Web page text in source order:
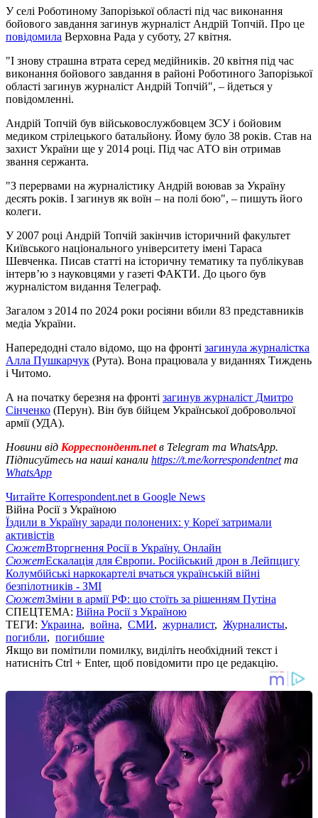
У селі Роботиному Запорізької області під час виконання
бойового завдання загинув журналіст Андрій Топчій. Про це
повідомила Верховна Рада у суботу, 27 квітня.
"І знову страшна втрата серед медійників. 20 квітня під час
виконання бойового завдання в районі Роботиного Запорізької
області загинув журналіст Андрій Топчій", – йдеться у
повідомленні.
Андрій Топчій був військовослужбовцем ЗСУ і бойовим
медиком стрілецького батальйону. Йому було 38 років. Став на
захист України ще у 2014 році. Під час АТО він отримав
звання сержанта.
"З перервами на журналістику Андрій воював за Україну
десять років. І загинув як воїн – на полі бою", – пишуть його
колеги.
У 2007 році Андрій Топчій закінчив історичний факультет
Київського національного університету імені Тараса
Шевченка. Писав статті на історичну тематику та публікував
інтерв’ю з науковцями у газеті ФАКТИ. До цього був
журналістом видання Телеграф.
Загалом з 2014 по 2024 роки росіяни вбили 83 представників
медіа України.
Напередодні стало відомо, що на фронті загинула журналістка
Алла Пушкарчук (Рута). Вона працювала у виданнях Тиждень
і Читомо.
А на початку березня на фронті загинув журналіст Дмитро
Сінченко (Перун). Він був бійцем Української добровольчої
армії (УДА).
Новини від Корреспондент.netв Telegram та WhatsApp.
Підписуйтесь на наші канали https://t.me/korrespondentnetта
WhatsApp
Читайте Korrespondent.net в Google News
Війна Росії з Україною
Їздили в Україну заради полонених: у Кореї затримали
активістів
СюжетВторгнення Росії в Україну. Онлайн
СюжетЕскалація для Європи. Російський дрон в Лейпцигу
Колумбійські наркокартелі вчаться українській війні
безпілотників - ЗМІ
СюжетЗміни в армії РФ: що стоїть за рішенням Путіна
СПЕЦТЕМА: Війна Росії з Україною
ТЕГИ: Украина, война, СМИ, журналист, Журналисты,
погибли, погибшие
Якщо ви помітили помилку, виділіть необхідний текст і
натисніть Ctrl + Enter, щоб повідомити про це редакцію.